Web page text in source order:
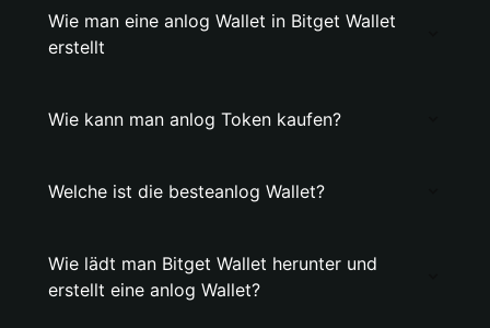
Wie man eine anlog Wallet in Bitget Wallet
erstellt
Wie kann man anlog Token kaufen?
Welche ist die besteanlog Wallet?
Wie lädt man Bitget Wallet herunter und
erstellt eine anlog Wallet?